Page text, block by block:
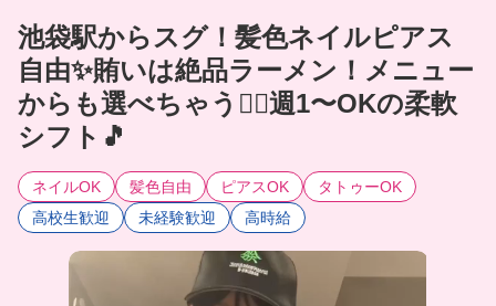
池袋駅からスグ！髪色ネイルピアス
自由✨賄いは絶品ラーメン！メニュー
からも選べちゃう🙆‍♀️週1〜OKの柔軟
シフト🎵
ネイルOK 髪色自由 ピアスOK
タトゥーOK
高校生歓迎
未経験歓迎 高時給